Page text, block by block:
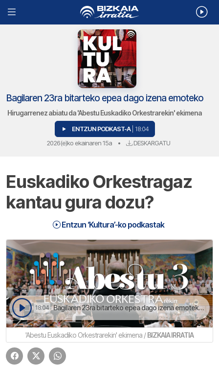
Bagilaren 23ra bitarteko epea dago izena emoteko
Hirugarrenez abiatu da 'Abestu Euskadiko Orkestrarekin' ekimena
ENTZUN PODKAST-A | 18:04
2026(e)ko ekainaren 15a • DESKARGATU
Euskadiko Orkestragaz
kantau gura dozu?
Entzun ‘Kultura’-ko podkastak
18:04 Bagilaren 23ra bitarteko epea dago izena emoteko | Kultura
'Abestu Euskadiko Orkestrarekin' ekimena /BIZKAIA IRRATIA